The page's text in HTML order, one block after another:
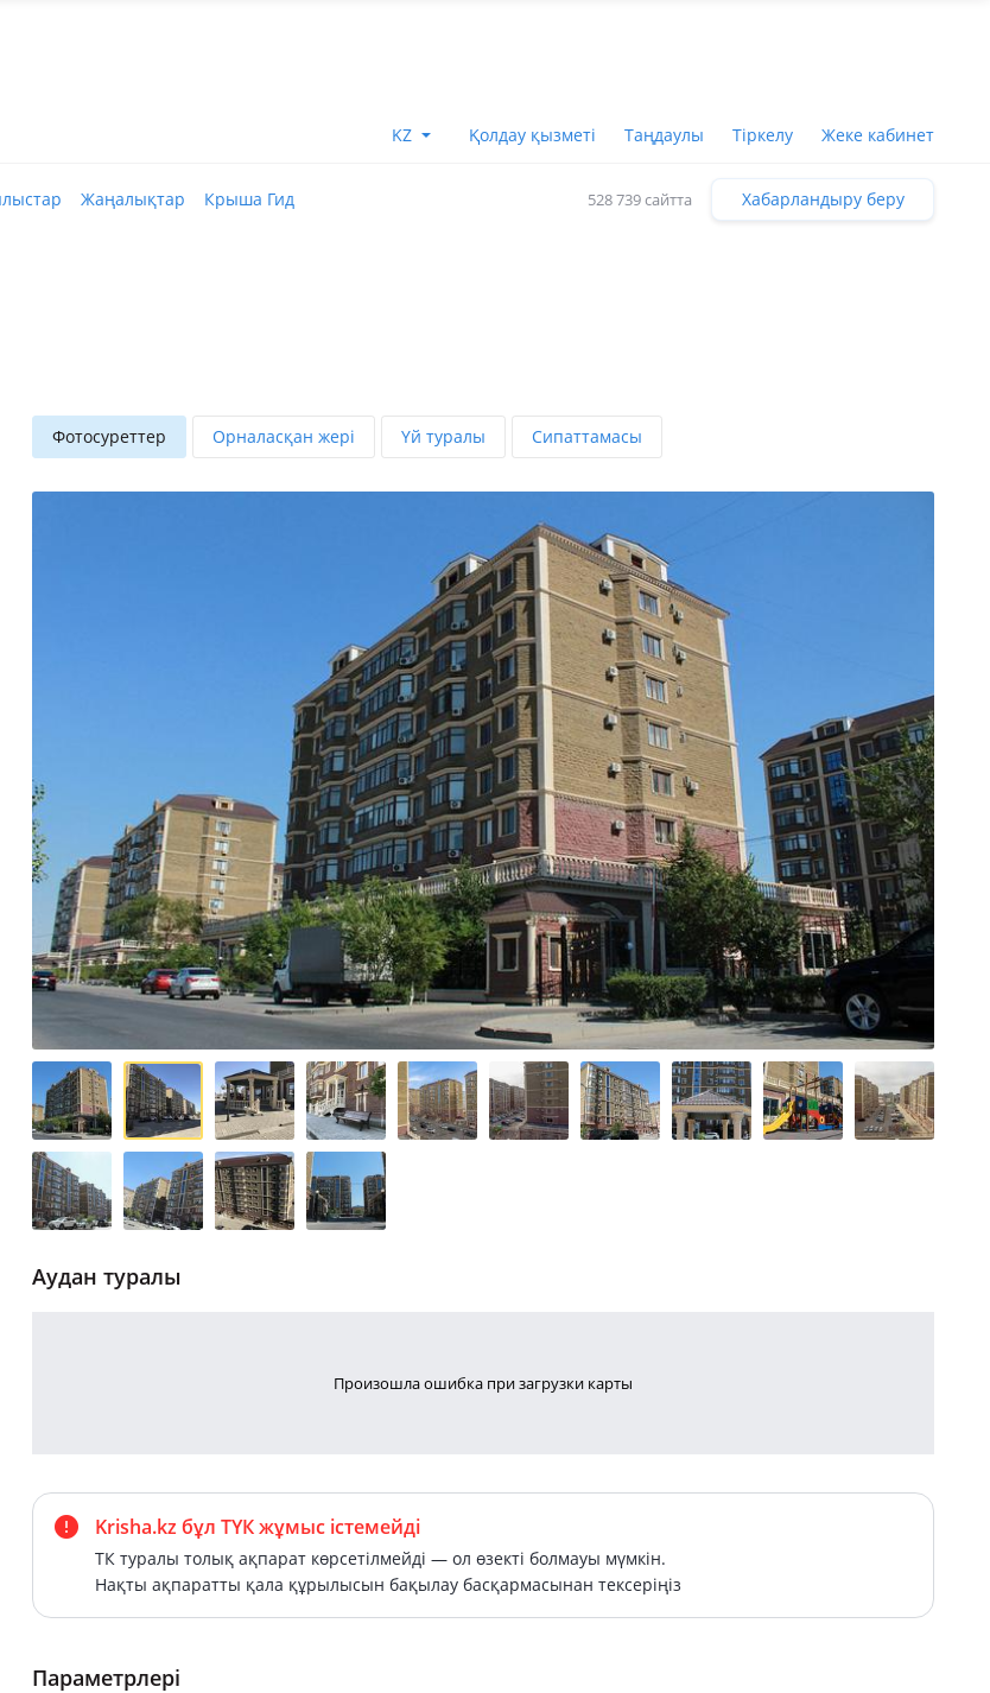
KZ Қолдау қызметі Таңдаулы Тіркелу Жеке кабинет
Жаңалықтар Крыша Гид 528 739 сайтта Хабарландыру беру
Фотосуреттер Орналасқан жері Үй туралы Сипаттамасы
Аудан туралы
Произошла ошибка при загрузки карты
Krisha.kz бұл ТҮК жұмыс істемейді
ТК туралы толық ақпарат көрсетілмейді — ол өзекті болмауы мүмкін.
Нақты ақпаратты қала құрылысын бақылау басқармасынан тексеріңіз
Параметрлері